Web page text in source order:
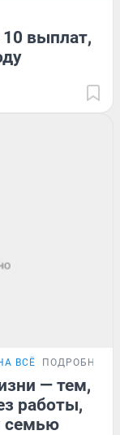
выплат,
ВСЁ
— тем,
работы,
семью